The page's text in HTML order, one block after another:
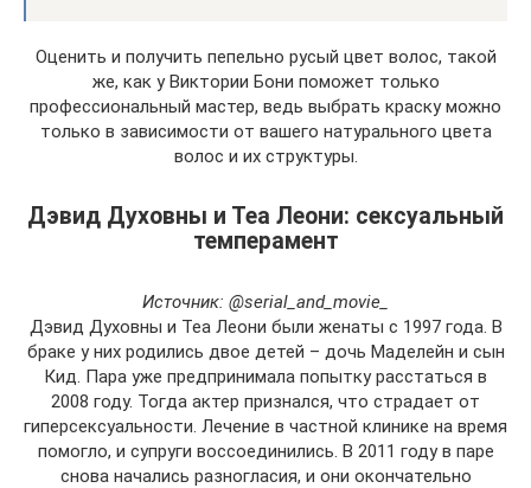
Оценить и получить пепельно русый цвет волос, такой
же, как у Виктории Бони поможет только
профессиональный мастер, ведь выбрать краску можно
только в зависимости от вашего натурального цвета
волос и их структуры.
Дэвид Духовны и Теа Леони: сексуальный
темперамент
Источник: @serial_and_movie_
Дэвид Духовны и Теа Леони были женаты с 1997 года. В
браке у них родились двое детей – дочь Маделейн и сын
Кид. Пара уже предпринимала попытку расстаться в
2008 году. Тогда актер признался, что страдает от
гиперсексуальности. Лечение в частной клинике на время
помогло, и супруги воссоединились. В 2011 году в паре
снова начались разногласия, и они окончательно